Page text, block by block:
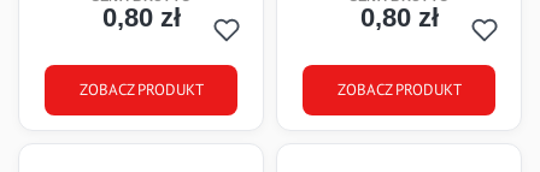
Cena
0,80 zł
ZOBACZ PRODUKT
Cena
0,80 zł
ZOBACZ PRODUKT